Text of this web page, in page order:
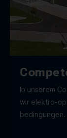
In unserem
wir elektro-
bedingungen.